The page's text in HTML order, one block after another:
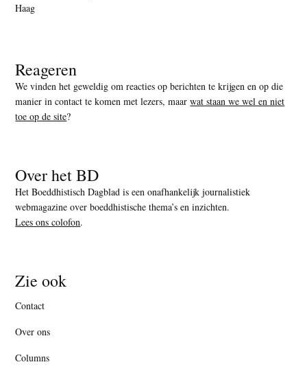
Haag
Reageren
We vinden het geweldig om reacties op berichten te krijgen en op die
manier in contact te komen met lezers, maarwat staan we wel en niet
toe op de site?
Over het BD
Het Boeddhistisch Dagblad is een onafhankelijk journalistiek
webmagazine over boeddhistische thema’s en inzichten.
Lees ons colofon.
Zie ook
Contact
Over ons
Columns